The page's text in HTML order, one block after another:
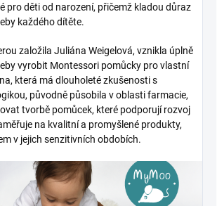
pro děti od narození, přičemž kladou důraz
každého dítěte.
založila Juliána Weigelová, vznikla úplně
vyrobit Montessori pomůcky pro vlastní
která má dlouholeté zkušenosti s
původně působila v oblasti farmacie,
tvorbě pomůcek, které podporují rozvoj
na kvalitní a promyšlené produkty,
v jejich senzitivních obdobích.